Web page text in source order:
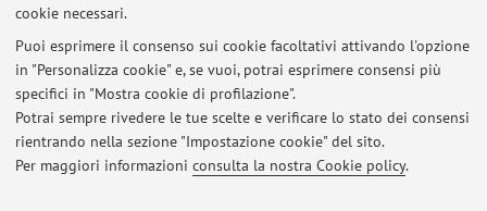
cookie necessari.
Puoi esprimere il consenso sui cookie facoltativi attivando l'opzione
in "Personalizza cookie" e, se vuoi, potrai esprimere consensi più
specifici in "Mostra cookie di profilazione".
Potrai sempre rivedere le tue scelte e verificare lo stato dei consensi
rientrando nella sezione "Impostazione cookie" del sito.
Per maggiori informazioni consulta la nostra Cookie policy.
Ultimi avvisi
Al momento non sono presenti avvisi.